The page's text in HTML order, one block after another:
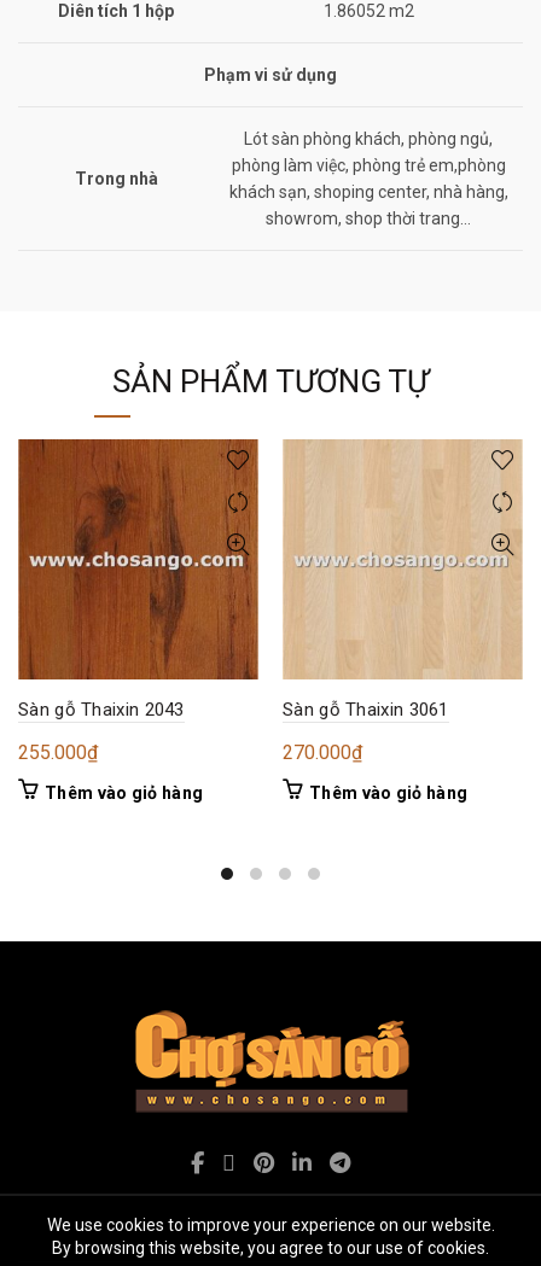
Diên tích 1 hộp 1.86052 m2
Phạm vi sử dụng
Trong nhà
Lót sàn phòng khách, phòng ngủ,
phòng làm việc, phòng trẻ em,phòng
khách sạn, shoping center, nhà hàng,
showrom, shop thời trang…
SẢN PHẨM TƯƠNG TỰ
Sàn gỗ Thaixin 2043
255.000₫
Thêm vào giỏ hàng
Sàn gỗ Thaixin 3061
270.000₫
Thêm vào giỏ hàng
We use cookies to improve your experience on our website.
By browsing this website, you agree to our use of cookies.